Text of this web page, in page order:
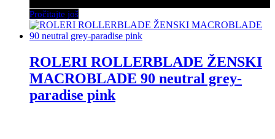
Pročitajte još
ROLERI ROLLERBLADE ŽENSKI
MACROBLADE 90 neutral grey-
paradise pink